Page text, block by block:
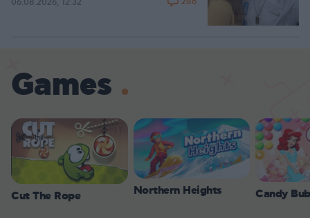
06.08.2026, 12:32
Games
Cut The Rope Northern Heights Candy